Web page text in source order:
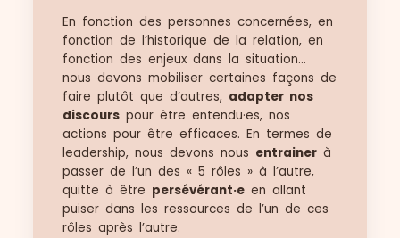
En fonction des personnes concernées, en
fonction de l’historique de la relation, en
fonction des enjeux dans la situation…
nous devons mobiliser certaines façons de
faire plutôt que d’autres, adapter nos
discourspour être entendu·es, nos
actions pour être efficaces. En termes de
leadership, nous devons nous entrainerà
passer de l’un des « 5 rôles » à l’autre,
quitte à être persévérant·een allant
puiser dans les ressources de l’un de ces
rôles après l’autre.